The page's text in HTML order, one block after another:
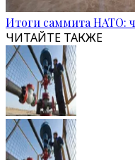
Итоги саммита НАТО:
ЧИТАЙТЕ ТАКЖЕ